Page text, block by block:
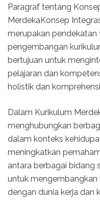
Paragraf tentang
MerdekaKonsep
merupakan
pengembangan
bertujuan untuk
pelajaran dan
holistik dan
Dalam Kurikulum
menghubungkan
dalam konteks
meningkatkan
antara berbagai bidang
untuk
dengan dunia kerja dan